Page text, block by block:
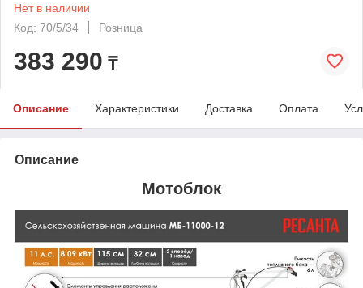
Нет в наличии
Код: 70/5/34
Розница
383 290 ₸
Описание Характеристики Доставка Оплата
Описание
Мотоблок